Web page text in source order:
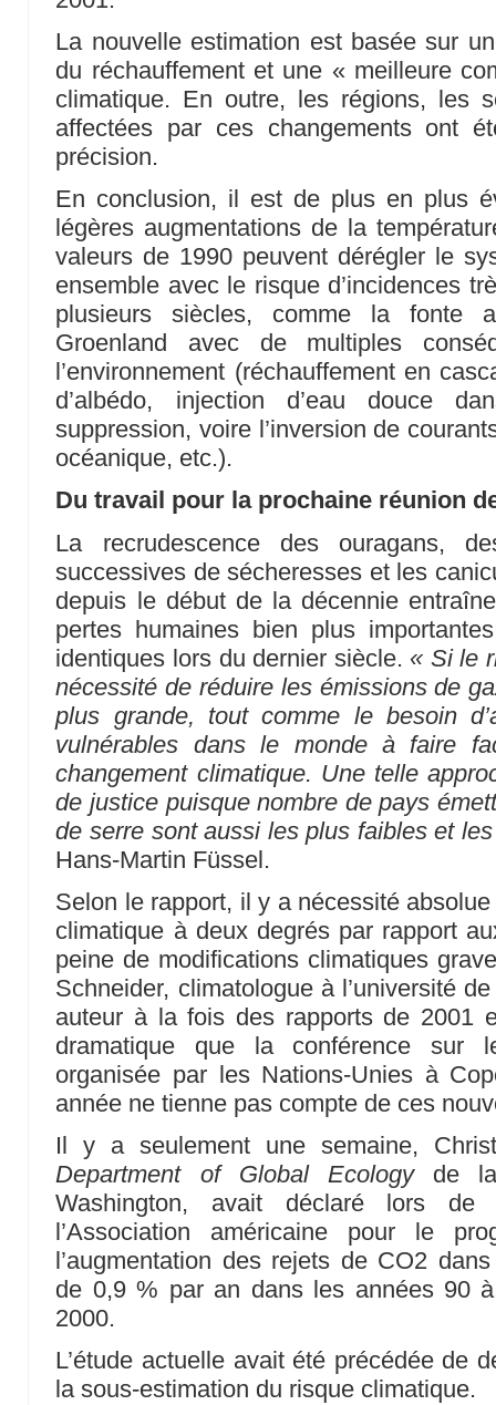
La nouvelle estimation est basée sur
du réchauffement et une « meilleure
climatique. En outre, les régions, les
affectées par ces changements ont
précision.
En conclusion, il est de plus en plus
légères augmentations de la
valeurs de 1990 peuvent dérégler le
ensemble avec le risque d’incidences
plusieurs siècles, comme la fonte
Groenland avec de multiples
l’environnement (réchauffement en
d’albédo, injection d’eau douce
suppression, voire l’inversion de
océanique, etc.).
Du travail pour la prochaine réunion
La recrudescence des ouragans,
successives de sécheresses et les
depuis le début de la décennie
pertes humaines bien plus
identiques lors du dernier siècle. « Si le
nécessité de réduire les émissions de
plus grande, tout comme le besoin
vulnérables dans le monde à faire
changement climatique. Une telle
de justice puisque nombre de pays
de serre sont aussi les plus faibles et
Hans-Martin Füssel.
Selon le rapport, il y a nécessité
climatique à deux degrés par rapport
peine de modifications climatiques
Schneider, climatologue à l’université
auteur à la fois des rapports de 2001
dramatique que la conférence sur
organisée par les Nations-Unies à
année ne tienne pas compte de ces
Il y a seulement une semaine,
Department of Global Ecologyde
Washington, avait déclaré lors
l’Association américaine pour le
l’augmentation des rejets de CO2
de 0,9 % par an dans les années 90
2000.
L’étude actuelle avait été précédée de
la sous-estimation du risque climatique.